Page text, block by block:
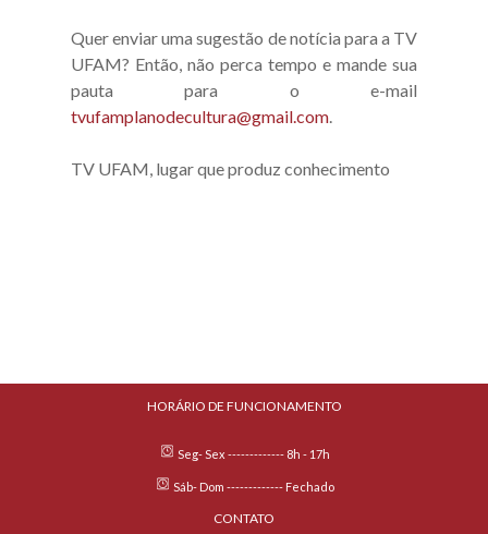
Quer enviar uma sugestão de notícia para a TV
UFAM? Então, não perca tempo e mande sua
pauta para o e-mail
tvufamplanodecultura@gmail.com.
TV UFAM, lugar que produz conhecimento
HORÁRIO DE FUNCIONAMENTO
Seg- Sex ------------- 8h - 17h
Sáb- Dom ------------- Fechado
CONTATO